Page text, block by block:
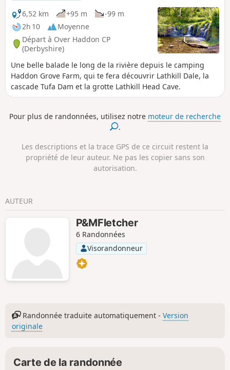
6,52 km
+95 m
-99 m
2h 10
Moyenne
Départ à Over Haddon CP
(Derbyshire)
Une belle balade le long de la rivière depuis le camping
Haddon Grove Farm, qui te fera découvrir Lathkill Dale, la
cascade Tufa Dam et la grotte Lathkill Head Cave.
Pour plus de randonnées, utilisez notre moteur de recherche
.
Les descriptions et la trace GPS de ce circuit restent la
propriété de leur auteur. Ne pas les copier sans son
autorisation.
AUTEUR
P&MFletcher
6 Randonnées
Visorandonneur
Randonnée traduite automatiquement -Version
originale
Carte de la randonnée